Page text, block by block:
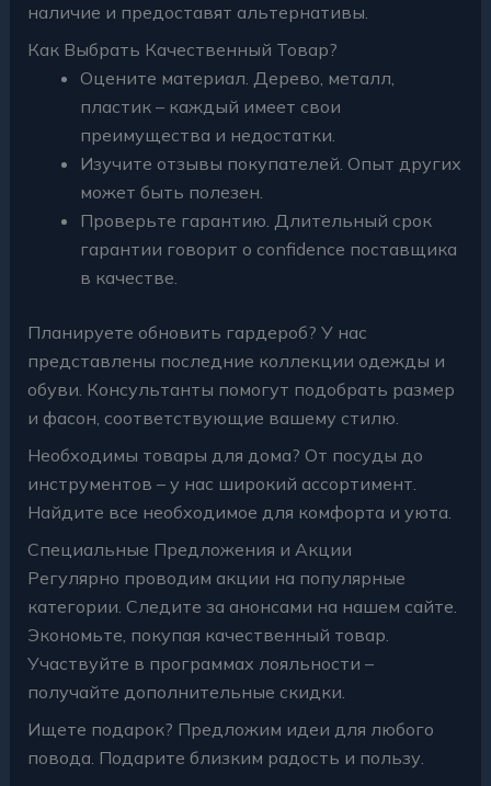
наличие и предоставят альтернативы.
Как Выбрать Качественный Товар?
Оцените материал. Дерево, металл,
пластик – каждый имеет свои
преимущества и недостатки.
Изучите отзывы покупателей. Опыт других
может быть полезен.
Проверьте гарантию. Длительный срок
гарантии говорит о confidence поставщика
в качестве.
Планируете обновить гардероб? У нас
представлены последние коллекции одежды и
обуви. Консультанты помогут подобрать размер
и фасон, соответствующие вашему стилю.
Необходимы товары для дома? От посуды до
инструментов – у нас широкий ассортимент.
Найдите все необходимое для комфорта и уюта.
Специальные Предложения и Акции
Регулярно проводим акции на популярные
категории. Следите за анонсами на нашем сайте.
Экономьте, покупая качественный товар.
Участвуйте в программах лояльности –
получайте дополнительные скидки.
Ищете подарок? Предложим идеи для любого
повода. Подарите близким радость и пользу.